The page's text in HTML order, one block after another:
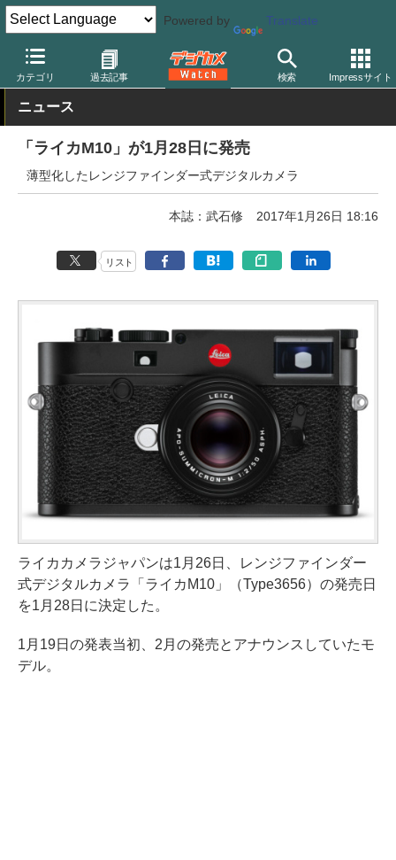
Powered by Translate
カテゴリ 過去記事 検索 Impressサイト
デジカメ Watch カメラ レンジファインダーカメラ ライカ
ニュース
「ライカM10」が1月28日に発売
薄型化したレンジファインダー式デジタルカメラ
本誌：武石修 2017年1月26日 18:16
リスト
ライカカメラジャパンは1月26日、レンジファインダー
式デジタルカメラ「ライカM10」（Type3656）の発売日
を1月28日に決定した。
1月19日の発表当初、2月の発売とアナウンスしていたモ
デル。